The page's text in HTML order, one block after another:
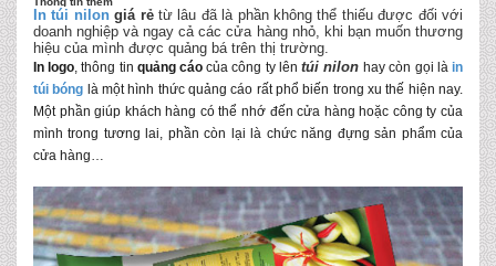
In túi nilongiá rẻtừ lâu đã là phần không thể thiếu được đối với
doanh nghiệp và ngay cả các cửa hàng nhỏ, khi bạn muốn thương
hiệu của mình được quảng bá trên thị trường.
In logo, thông tin quảng cáocủa công ty lên túi nilonhay còn gọi là in
túi bóng là một hình thức quảng cáo rất phổ biến trong xu thế hiện nay.
Một phần giúp khách hàng có thể nhớ đến cửa hàng hoặc công ty của
mình trong tương lai, phần còn lại là chức năng đựng sản phẩm của
cửa hàng…